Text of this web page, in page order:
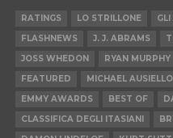
RATINGS LO STRILLONE
FLASHNEWS
J. J. ABRAMS
JOSS WHEDON
RYAN MURPHY
FEATURED
MICHAEL AUSIELLO
EMMY AWARDS
BEST OF
CLASSIFICA DEGLI ITASIANI